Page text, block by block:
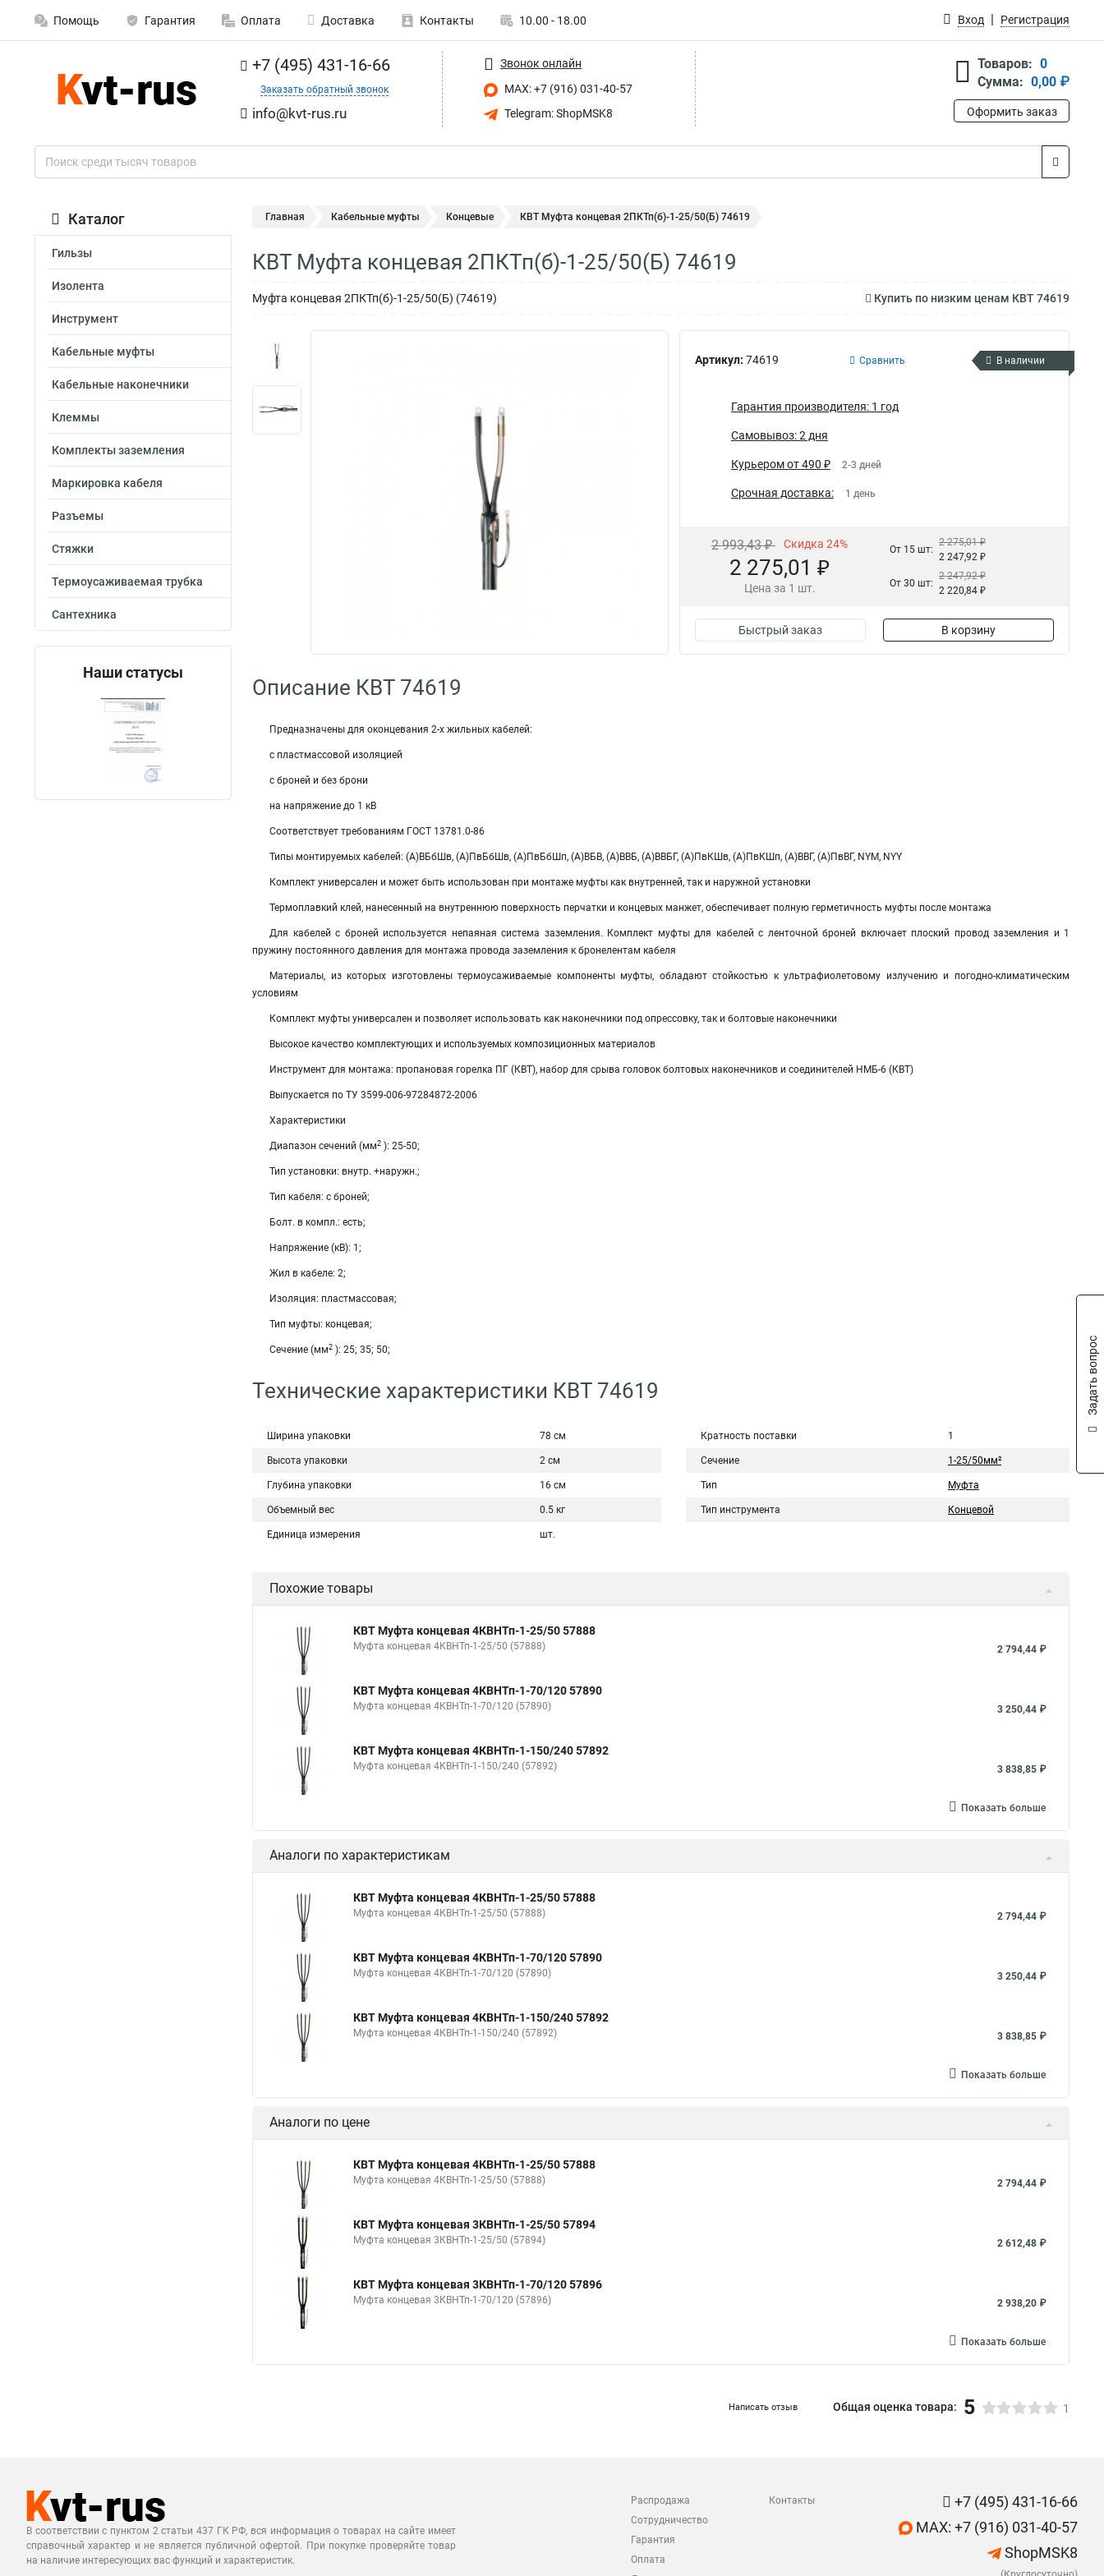
Помощь Гарантия Оплата Доставка Контакты 10.00 - 18.00 Вход Регистрация
+7 (495) 431-16-66
Заказать обратный звонок
info@kvt-rus.ru
Звонок онлайн
MAX: +7 (916) 031-40-57
Telegram: ShopMSK8
Товаров: 0
Сумма: 0,00 ₽
Оформить заказ
Каталог
Гильзы
Изолента
Инструмент
Кабельные муфты
Кабельные наконечники
Клеммы
Комплекты заземления
Маркировка кабеля
Разъемы
Стяжки
Термоусаживаемая трубка
Сантехника
Наши статусы
Главная Кабельные муфты Концевые КВТ Муфта концевая 2ПКТп(б)-1-25/50(Б) 74619
КВТ Муфта концевая 2ПКТп(б)-1-25/50(Б) 74619
Муфта концевая 2ПКТп(б)-1-25/50(Б) (74619) Купить по низким ценам КВТ 74619
Артикул: 74619 Сравнить В наличии
Гарантия производителя: 1 год
Самовывоз: 2 дня
Курьером от 490 ₽ 2-3 дней
Срочная доставка: 1 день
2 993,43 ₽ Скидка 24%
2 275,01 ₽
Цена за 1 шт.
От 15 шт:
2 275,01 ₽
2 247,92 ₽
От 30 шт:
2 247,92 ₽
2 220,84 ₽
Быстрый заказ В корзину
Описание КВТ 74619
Предназначены для оконцевания 2-х жильных кабелей:
с пластмассовой изоляцией
с броней и без брони
на напряжение до 1 кВ
Соответствует требованиям ГОСТ 13781.0-86
Типы монтируемых кабелей: (А)ВБбШв, (А)ПвБбШв, (А)ПвБбШп, (А)ВБВ, (А)ВВБ, (А)ВВБГ, (А)ПвКШв, (А)ПвКШп, (А)ВВГ, (А)ПвВГ, NYM, NYY
Комплект универсален и может быть использован при монтаже муфты как внутренней, так и наружной установки
Термоплавкий клей, нанесенный на внутреннюю поверхность перчатки и концевых манжет, обеспечивает полную герметичность муфты после монтажа
Для кабелей с броней используется непаяная система заземления. Комплект муфты для кабелей с ленточной броней включает плоский провод заземления и 1
пружину постоянного давления для монтажа провода заземления к бронелентам кабеля
Материалы, из которых изготовлены термоусаживаемые компоненты муфты, обладают стойкостью к ультрафиолетовому излучению и погодно-климатическим
условиям
Комплект муфты универсален и позволяет использовать как наконечники под опрессовку, так и болтовые наконечники
Высокое качество комплектующих и используемых композиционных материалов
Инструмент для монтажа: пропановая горелка ПГ (КВТ), набор для срыва головок болтовых наконечников и соединителей НМБ-6 (КВТ)
Выпускается по ТУ 3599-006-97284872-2006
Характеристики
Диапазон сечений (мм2 ): 25-50;
Тип установки: внутр. +наружн.;
Тип кабеля: с броней;
Болт. в компл.: есть;
Напряжение (кВ): 1;
Жил в кабеле: 2;
Изоляция: пластмассовая;
Тип муфты: концевая;
Сечение (мм2 ): 25; 35; 50;
Технические характеристики КВТ 74619
Ширина упаковки 78 см
Высота упаковки 2 см
Глубина упаковки 16 см
Объемный вес 0.5 кг
Единица измерения шт.
Кратность поставки 1
Сечение 1-25/50мм²
Тип Муфта
Тип инструмента Концевой
Похожие товары
КВТ Муфта концевая 4КВНТп-1-25/50 57888
Муфта концевая 4КВНТп-1-25/50 (57888) 2 794,44 ₽
КВТ Муфта концевая 4КВНТп-1-70/120 57890
Муфта концевая 4КВНТп-1-70/120 (57890) 3 250,44 ₽
КВТ Муфта концевая 4КВНТп-1-150/240 57892
Муфта концевая 4КВНТп-1-150/240 (57892) 3 838,85 ₽
Показать больше
Аналоги по характеристикам
КВТ Муфта концевая 4КВНТп-1-25/50 57888
Муфта концевая 4КВНТп-1-25/50 (57888) 2 794,44 ₽
КВТ Муфта концевая 4КВНТп-1-70/120 57890
Муфта концевая 4КВНТп-1-70/120 (57890) 3 250,44 ₽
КВТ Муфта концевая 4КВНТп-1-150/240 57892
Муфта концевая 4КВНТп-1-150/240 (57892) 3 838,85 ₽
Показать больше
Аналоги по цене
КВТ Муфта концевая 4КВНТп-1-25/50 57888
Муфта концевая 4КВНТп-1-25/50 (57888) 2 794,44 ₽
КВТ Муфта концевая 3КВНТп-1-25/50 57894
Муфта концевая 3КВНТп-1-25/50 (57894) 2 612,48 ₽
КВТ Муфта концевая 3КВНТп-1-70/120 57896
Муфта концевая 3КВНТп-1-70/120 (57896) 2 938,20 ₽
Показать больше
Написать отзыв Общая оценка товара: 5 1
В соответствии с пунктом 2 статьи 437 ГК РФ, вся информация о товарах на сайте имеет
справочный характер и не является публичной офертой. При покупке проверяйте товар
на наличие интересующих вас функций и характеристик.
Распродажа
Сотрудничество
Гарантия
Оплата
Контакты
+7 (495) 431-16-66
MAX: +7 (916) 031-40-57
ShopMSK8
Задать вопрос